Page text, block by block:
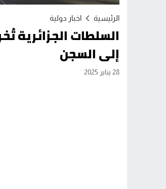
الرئيسية اخبار دولية
السلطات الجزائرية
إلى السجن
28 يناير 2025